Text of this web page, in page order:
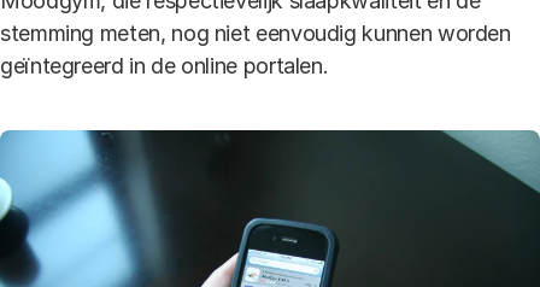
stemming meten, nog niet eenvoudig kunnen worden
geïntegreerd in de online portalen.